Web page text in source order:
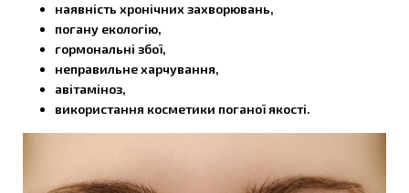
наявність хронічних захворювань,
погану екологію,
гормональні збої,
неправильне харчування,
авітаміноз,
використання косметики поганої якості.